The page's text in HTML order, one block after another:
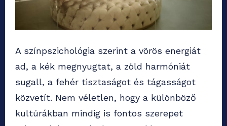
A színpszichológia szerint a vörös energiát
ad, a kék megnyugtat, a zöld harmóniát
sugall, a fehér tisztaságot és tágasságot
közvetít. Nem véletlen, hogy a különböző
kultúrákban mindig is fontos szerepet